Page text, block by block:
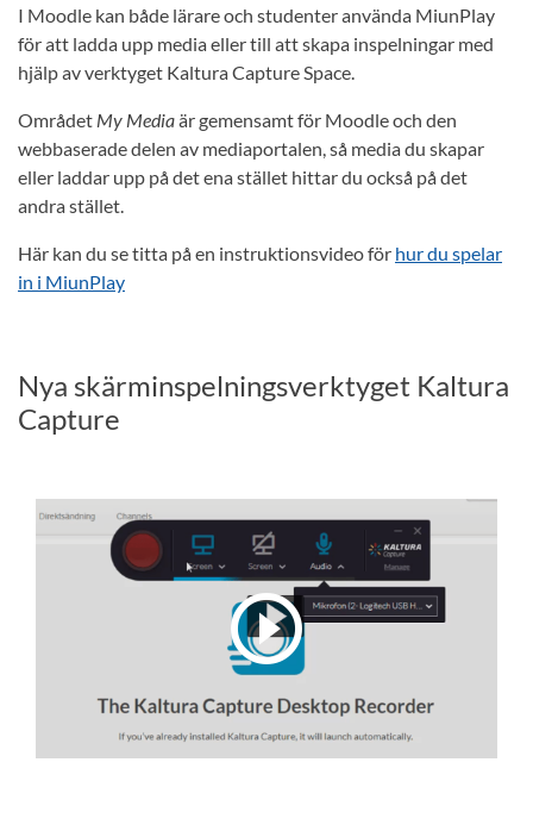
I Moodle kan både lärare och studenter använda MiunPlay
för att ladda upp media eller till att skapa inspelningar med
hjälp av verktyget Kaltura Capture Space.
Området My Mediaär gemensamt för Moodle och den
webbaserade delen av mediaportalen, så media du skapar
eller laddar upp på det ena stället hittar du också på det
andra stället.
Här kan du se titta på en instruktionsvideo för hur du spelar
in i MiunPlay
Nya skärminspelningsverktyget Kaltura
Capture